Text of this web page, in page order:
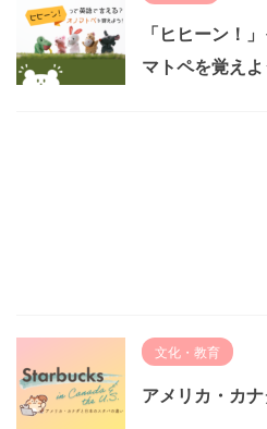
「ヒヒーン！
マトペを覚えよ
文化・教育
アメリカ・カ